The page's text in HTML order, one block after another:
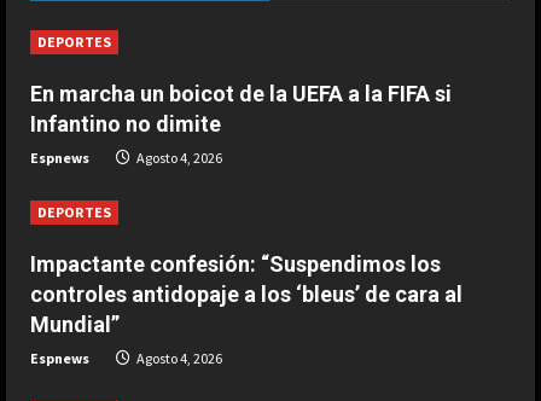
Impactante confesión:
“Suspendimos los controles
antidopaje a los ‘bleus’ de cara al
En marcha un boicot de la UEFA a la
FIFA si Infantino no dimite
DEPORTES
En marcha un boicot de la UEFA a la FIFA si
Infantino no dimite
Espnews Agosto 4, 2026
DEPORTES
Impactante confesión: “Suspendimos los
controles antidopaje a los ‘bleus’ de cara al
Mundial”
Espnews Agosto 4, 2026